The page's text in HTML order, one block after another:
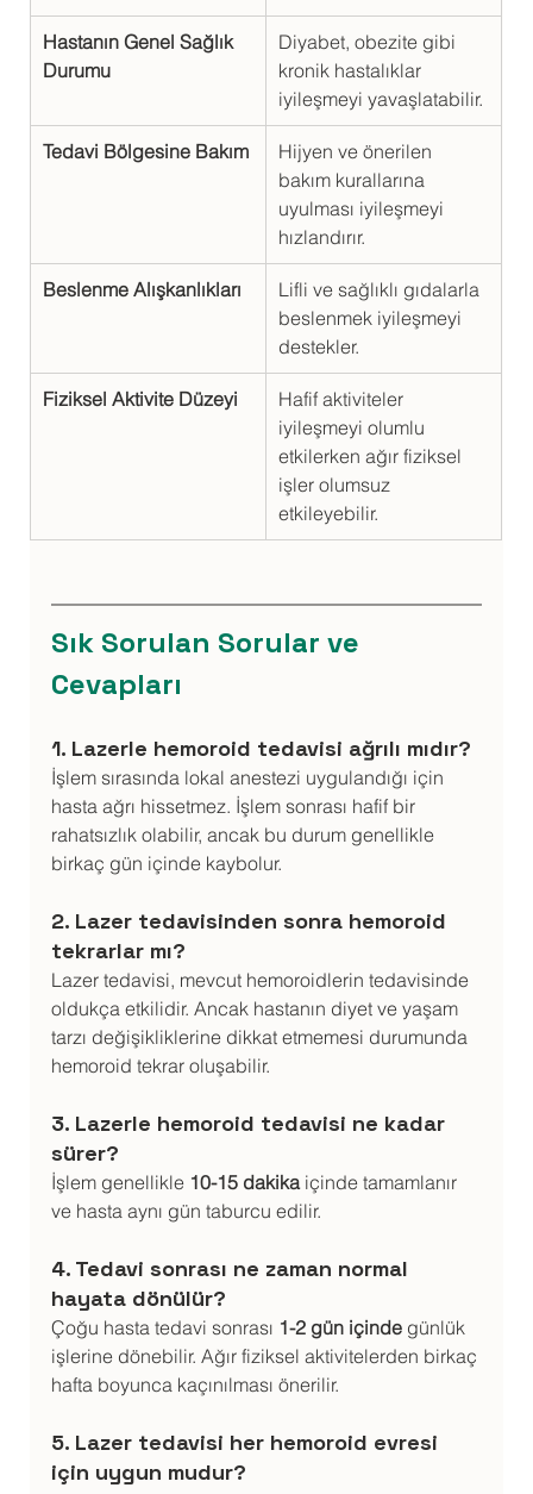
Hastanın Genel Sağlık
Durumu
Diyabet, obezite gibi
kronik hastalıklar
iyileşmeyi yavaşlatabilir.
Tedavi Bölgesine Bakım
Hijyen ve önerilen
bakım kurallarına
uyulması iyileşmeyi
hızlandırır.
Beslenme Alışkanlıkları
Lifli ve sağlıklı gıdalarla
beslenmek iyileşmeyi
destekler.
Fiziksel Aktivite Düzeyi
Hafif aktiviteler
iyileşmeyi olumlu
etkilerken ağır fiziksel
işler olumsuz
etkileyebilir.
Sık Sorulan Sorular ve
Cevapları
1. Lazerle hemoroid tedavisi ağrılı mıdır?
İşlem sırasında lokal anestezi uygulandığı için
hasta ağrı hissetmez. İşlem sonrası hafif bir
rahatsızlık olabilir, ancak bu durum genellikle
birkaç gün içinde kaybolur.
2. Lazer tedavisinden sonra hemoroid
tekrarlar mı?
Lazer tedavisi, mevcut hemoroidlerin tedavisinde
oldukça etkilidir. Ancak hastanın diyet ve yaşam
tarzı değişikliklerine dikkat etmemesi durumunda
hemoroid tekrar oluşabilir.
3. Lazerle hemoroid tedavisi ne kadar
sürer?
İşlem genellikle 10-15 dakika içinde tamamlanır
ve hasta aynı gün taburcu edilir.
4. Tedavi sonrası ne zaman normal
hayata dönülür?
Çoğu hasta tedavi sonrası 1-2 gün içinde günlük
işlerine dönebilir. Ağır fiziksel aktivitelerden birkaç
hafta boyunca kaçınılması önerilir.
5. Lazer tedavisi her hemoroid evresi
için uygun mudur?